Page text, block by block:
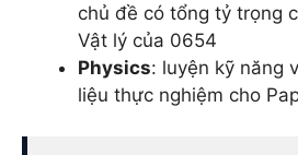
chủ đề có tổng tỷ trọng
Vật lý của 0654
Physics: luyện kỹ năng
liệu thực nghiệm cho